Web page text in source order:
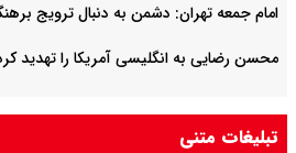
امام جمعه تهران: دشمن به دنبال ترویج
محسن رضایی به انگلیسی آمریکا را تهدید
تبلیغات متنی